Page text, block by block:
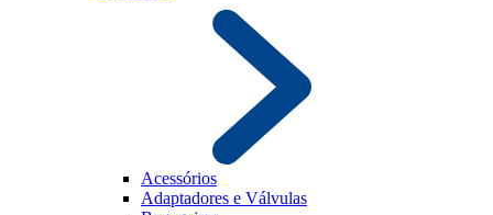
Acessórios
Adaptadores e Válvulas